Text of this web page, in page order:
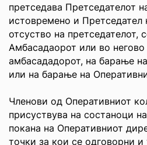
претседава Претседателот
истовремено и
отсуство на претседателот,
Амбасадаорот или во
амбасададорот, на барање
или на барање на
Членови од Оперативниот
присуствува на состаноци
покана на Оперативниот
точки за кои се одговорни